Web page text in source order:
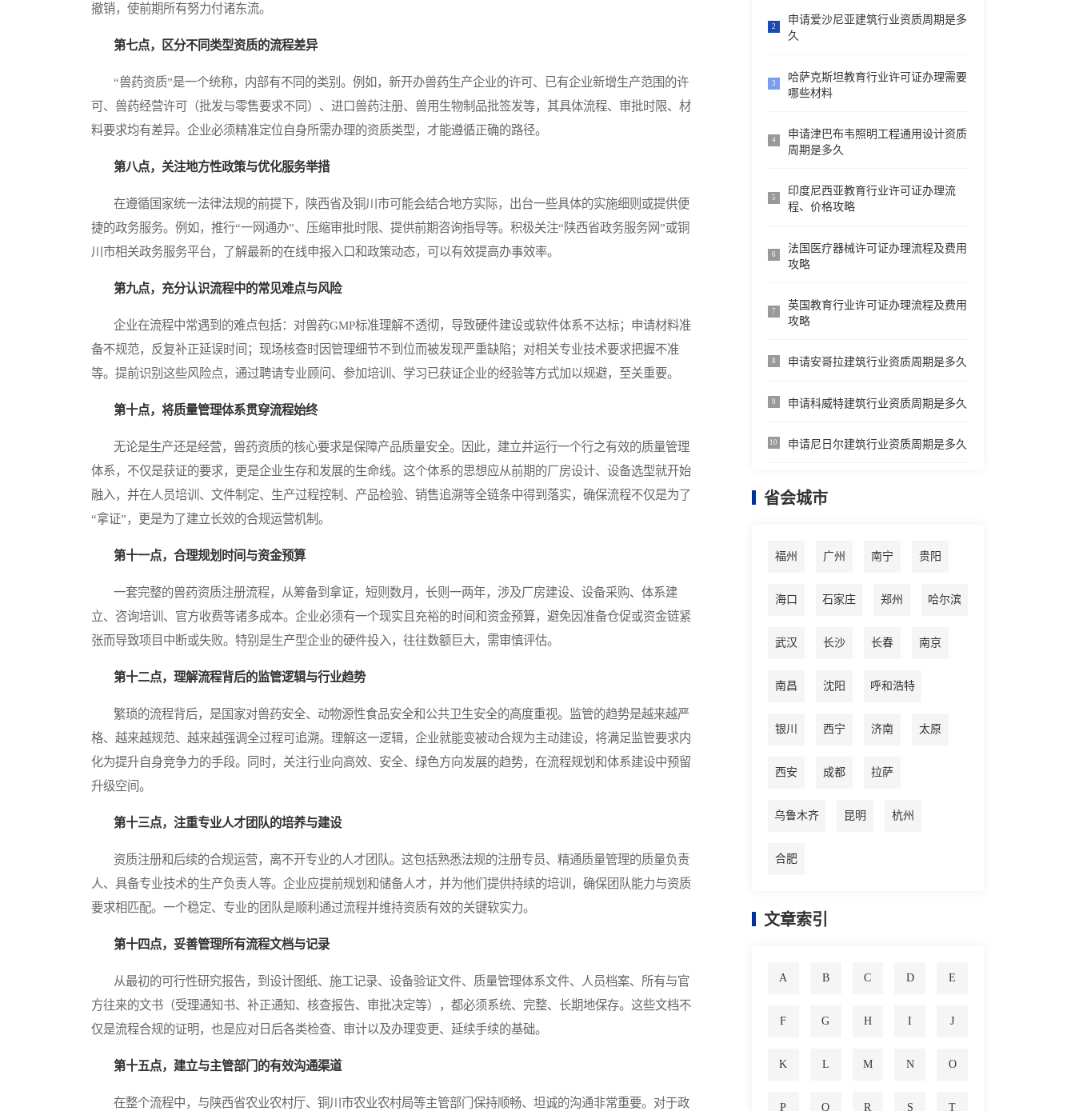
撤销，使前期所有努力付诸东流。
第七点，区分不同类型资质的流程差异
“兽药资质”是一个统称，内部有不同的类别。例如，新开办兽药生产企业的许可、已有企业新增生产范围的许
可、兽药经营许可（批发与零售要求不同）、进口兽药注册、兽用生物制品批签发等，其具体流程、审批时限、材
料要求均有差异。企业必须精准定位自身所需办理的资质类型，才能遵循正确的路径。
第八点，关注地方性政策与优化服务举措
在遵循国家统一法律法规的前提下，陕西省及铜川市可能会结合地方实际，出台一些具体的实施细则或提供便
捷的政务服务。例如，推行“一网通办”、压缩审批时限、提供前期咨询指导等。积极关注“陕西省政务服务网”或铜
川市相关政务服务平台，了解最新的在线申报入口和政策动态，可以有效提高办事效率。
第九点，充分认识流程中的常见难点与风险
企业在流程中常遇到的难点包括：对兽药GMP标准理解不透彻，导致硬件建设或软件体系不达标；申请材料准
备不规范，反复补正延误时间；现场核查时因管理细节不到位而被发现严重缺陷；对相关专业技术要求把握不准
等。提前识别这些风险点，通过聘请专业顾问、参加培训、学习已获证企业的经验等方式加以规避，至关重要。
第十点，将质量管理体系贯穿流程始终
无论是生产还是经营，兽药资质的核心要求是保障产品质量安全。因此，建立并运行一个行之有效的质量管理
体系，不仅是获证的要求，更是企业生存和发展的生命线。这个体系的思想应从前期的厂房设计、设备选型就开始
融入，并在人员培训、文件制定、生产过程控制、产品检验、销售追溯等全链条中得到落实，确保流程不仅是为了
“拿证”，更是为了建立长效的合规运营机制。
第十一点，合理规划时间与资金预算
一套完整的兽药资质注册流程，从筹备到拿证，短则数月，长则一两年，涉及厂房建设、设备采购、体系建
立、咨询培训、官方收费等诸多成本。企业必须有一个现实且充裕的时间和资金预算，避免因准备仓促或资金链紧
张而导致项目中断或失败。特别是生产型企业的硬件投入，往往数额巨大，需审慎评估。
第十二点，理解流程背后的监管逻辑与行业趋势
繁琐的流程背后，是国家对兽药安全、动物源性食品安全和公共卫生安全的高度重视。监管的趋势是越来越严
格、越来越规范、越来越强调全过程可追溯。理解这一逻辑，企业就能变被动合规为主动建设，将满足监管要求内
化为提升自身竞争力的手段。同时，关注行业向高效、安全、绿色方向发展的趋势，在流程规划和体系建设中预留
升级空间。
第十三点，注重专业人才团队的培养与建设
资质注册和后续的合规运营，离不开专业的人才团队。这包括熟悉法规的注册专员、精通质量管理的质量负责
人、具备专业技术的生产负责人等。企业应提前规划和储备人才，并为他们提供持续的培训，确保团队能力与资质
要求相匹配。一个稳定、专业的团队是顺利通过流程并维持资质有效的关键软实力。
第十四点，妥善管理所有流程文档与记录
从最初的可行性研究报告，到设计图纸、施工记录、设备验证文件、质量管理体系文件、人员档案、所有与官
方往来的文书（受理通知书、补正通知、核查报告、审批决定等），都必须系统、完整、长期地保存。这些文档不
仅是流程合规的证明，也是应对日后各类检查、审计以及办理变更、延续手续的基础。
第十五点，建立与主管部门的有效沟通渠道
在整个流程中，与陕西省农业农村厅、铜川市农业农村局等主管部门保持顺畅、坦诚的沟通非常重要。对于政
2
申请爱沙尼亚建筑行业资质周期是多
久
3
哈萨克斯坦教育行业许可证办理需要
哪些材料
4
申请津巴布韦照明工程通用设计资质
周期是多久
5
印度尼西亚教育行业许可证办理流
程、价格攻略
6
法国医疗器械许可证办理流程及费用
攻略
7
英国教育行业许可证办理流程及费用
攻略
8 申请安哥拉建筑行业资质周期是多久
9 申请科威特建筑行业资质周期是多久
10 申请尼日尔建筑行业资质周期是多久
省会城市
福州 广州 南宁 贵阳
海口 石家庄 郑州 哈尔滨
武汉 长沙 长春 南京
南昌 沈阳 呼和浩特
银川 西宁 济南 太原
西安 成都 拉萨
乌鲁木齐 昆明 杭州
合肥
文章索引
A B C D E
F G H I J
K L M N O
P Q R S T